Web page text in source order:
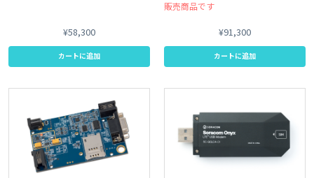
¥58,300
カートに追加
販売商品です
¥91,300
カートに追加